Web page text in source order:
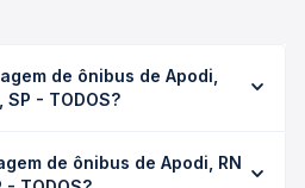
de ônibus de Apodi,
- TODOS?
55min, podendo variar
de ônibus de Apodi, RN